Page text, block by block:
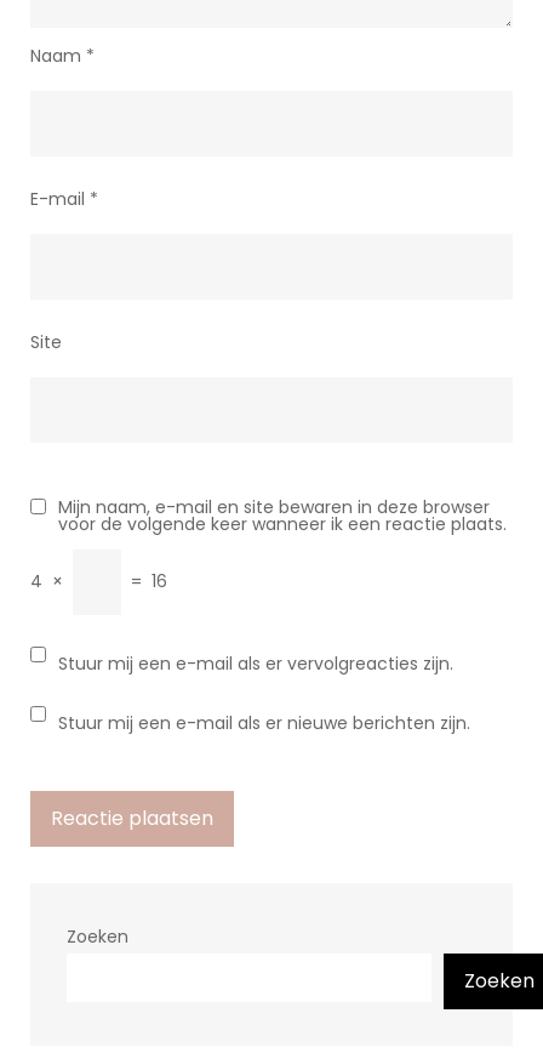
Naam *
E-mail *
Site
Mijn naam, e-mail en site bewaren in deze browser
voor de volgende keer wanneer ik een reactie plaats.
4 × = 16
Stuur mij een e-mail als er vervolgreacties zijn.
Stuur mij een e-mail als er nieuwe berichten zijn.
Zoeken
Zoeken